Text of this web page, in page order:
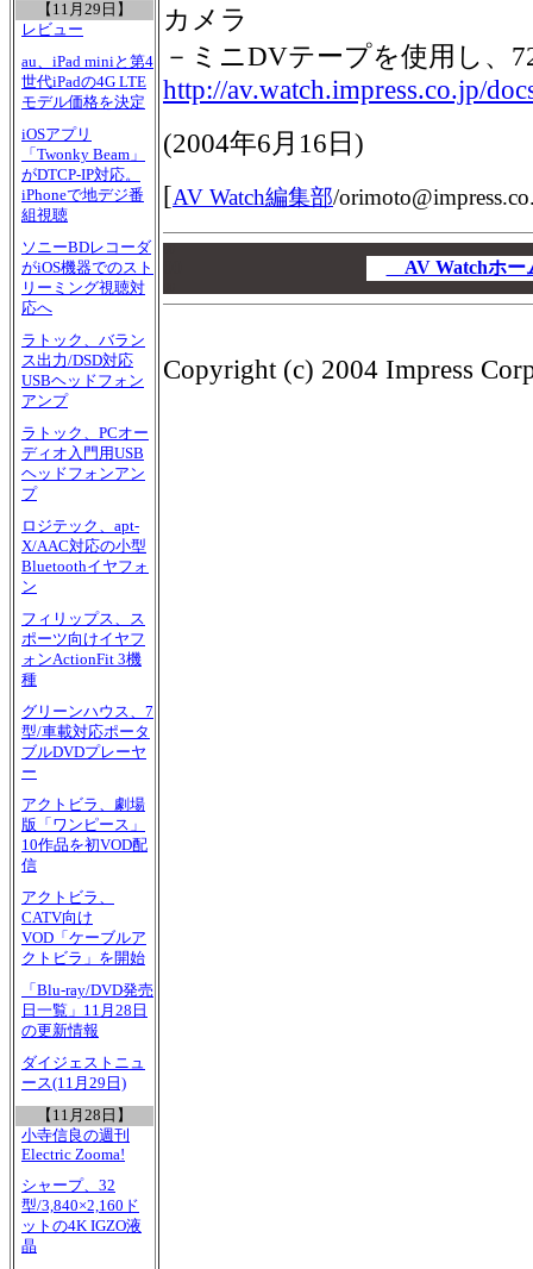
【11月29日】
レビュー
au、iPad miniと第4
世代iPadの4G LTE
モデル価格を決定
iOSアプリ
「Twonky Beam」
がDTCP-IP対応。
iPhoneで地デジ番
組視聴
ソニーBDレコーダ
がiOS機器でのスト
リーミング視聴対
応へ
ラトック、バラン
ス出力/DSD対応
USBヘッドフォン
アンプ
ラトック、PCオー
ディオ入門用USB
ヘッドフォンアン
プ
ロジテック、apt-
X/AAC対応の小型
Bluetoothイヤフォ
ン
フィリップス、ス
ポーツ向けイヤフ
ォンActionFit 3機
種
グリーンハウス、7
型/車載対応ポータ
ブルDVDプレーヤ
ー
アクトビラ、劇場
版「ワンピース」
10作品を初VOD配
信
アクトビラ、
CATV向け
VOD「ケーブルア
クトビラ」を開始
「Blu-ray/DVD発売
日一覧」11月28日
の更新情報
ダイジェストニュ
ース(11月29日)
【11月28日】
小寺信良の週刊
Electric Zooma!
シャープ、32
型/3,840×2,160ド
ットの4K IGZO液
晶
カメラ
－ミニDVテープを使用し、
http://av.watch.impress.co.jp/
(2004年6月16日)
[AV Watch編集部/
AV Watchホ
Copyright (c) 2004 Impress